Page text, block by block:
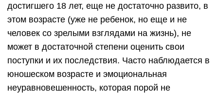
достигшего 18 лет, еще не достаточно развито, в
этом возрасте (уже не ребенок, но еще и не
человек со зрелыми взглядами на жизнь), не
может в достаточной степени оценить свои
поступки и их последствия. Часто наблюдается в
юношеском возрасте и эмоциональная
неуравновешенность, которая порой не